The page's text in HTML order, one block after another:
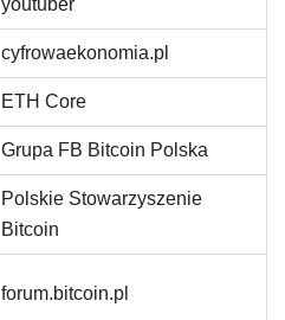
youtuber
cyfrowaekonomia.pl
ETH Core
Grupa FB Bitcoin Polska
Polskie Stowarzyszenie
Bitcoin
forum.bitcoin.pl